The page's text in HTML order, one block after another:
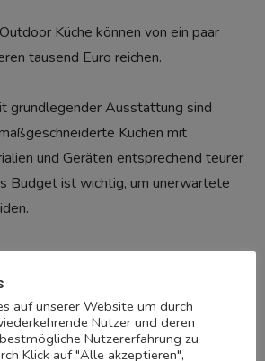
Küche können von ein paar
tausend Euro reichen.
grundlegender Ausstattung sind
Küchen mit
und Geräten entsprechend teurer
Budget ist wichtig, um unerwartete
die Kosten beeinflussen, sind die
auf unserer Website um durch
Nutzer und deren
Nutzererfahrung zu
Klick auf "Alle akzeptieren",